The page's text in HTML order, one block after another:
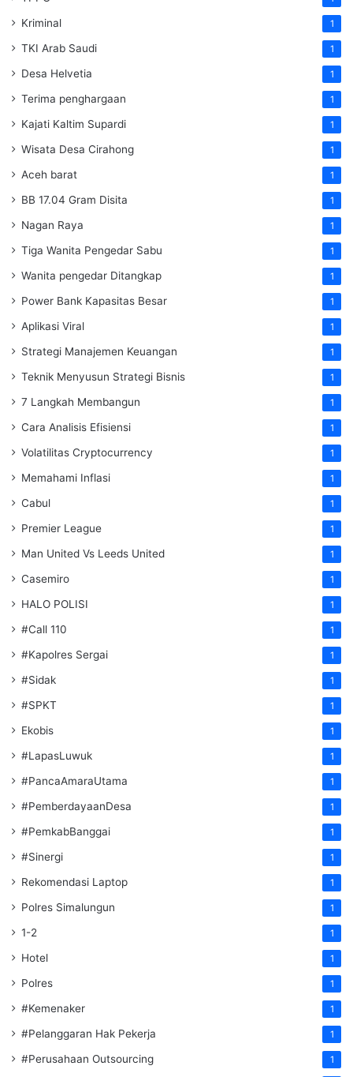
Kriminal 1
TKI Arab Saudi 1
Desa Helvetia 1
Terima penghargaan 1
Kajati Kaltim Supardi 1
Wisata Desa Cirahong 1
Aceh barat 1
BB 17.04 Gram Disita 1
Nagan Raya 1
Tiga Wanita Pengedar Sabu 1
Wanita pengedar Ditangkap 1
Power Bank Kapasitas Besar 1
Aplikasi Viral 1
Strategi Manajemen Keuangan 1
Teknik Menyusun Strategi Bisnis 1
7 Langkah Membangun 1
Cara Analisis Efisiensi 1
Volatilitas Cryptocurrency 1
Memahami Inflasi 1
Cabul 1
Premier League 1
Man United Vs Leeds United 1
Casemiro 1
HALO POLISI 1
#Call 110 1
#Kapolres Sergai 1
#Sidak 1
#SPKT 1
Ekobis 1
#LapasLuwuk 1
#PancaAmaraUtama 1
#PemberdayaanDesa 1
#PemkabBanggai 1
#Sinergi 1
Rekomendasi Laptop 1
Polres Simalungun 1
1-2 1
Hotel 1
Polres 1
#Kemenaker 1
#Pelanggaran Hak Pekerja 1
#Perusahaan Outsourcing 1